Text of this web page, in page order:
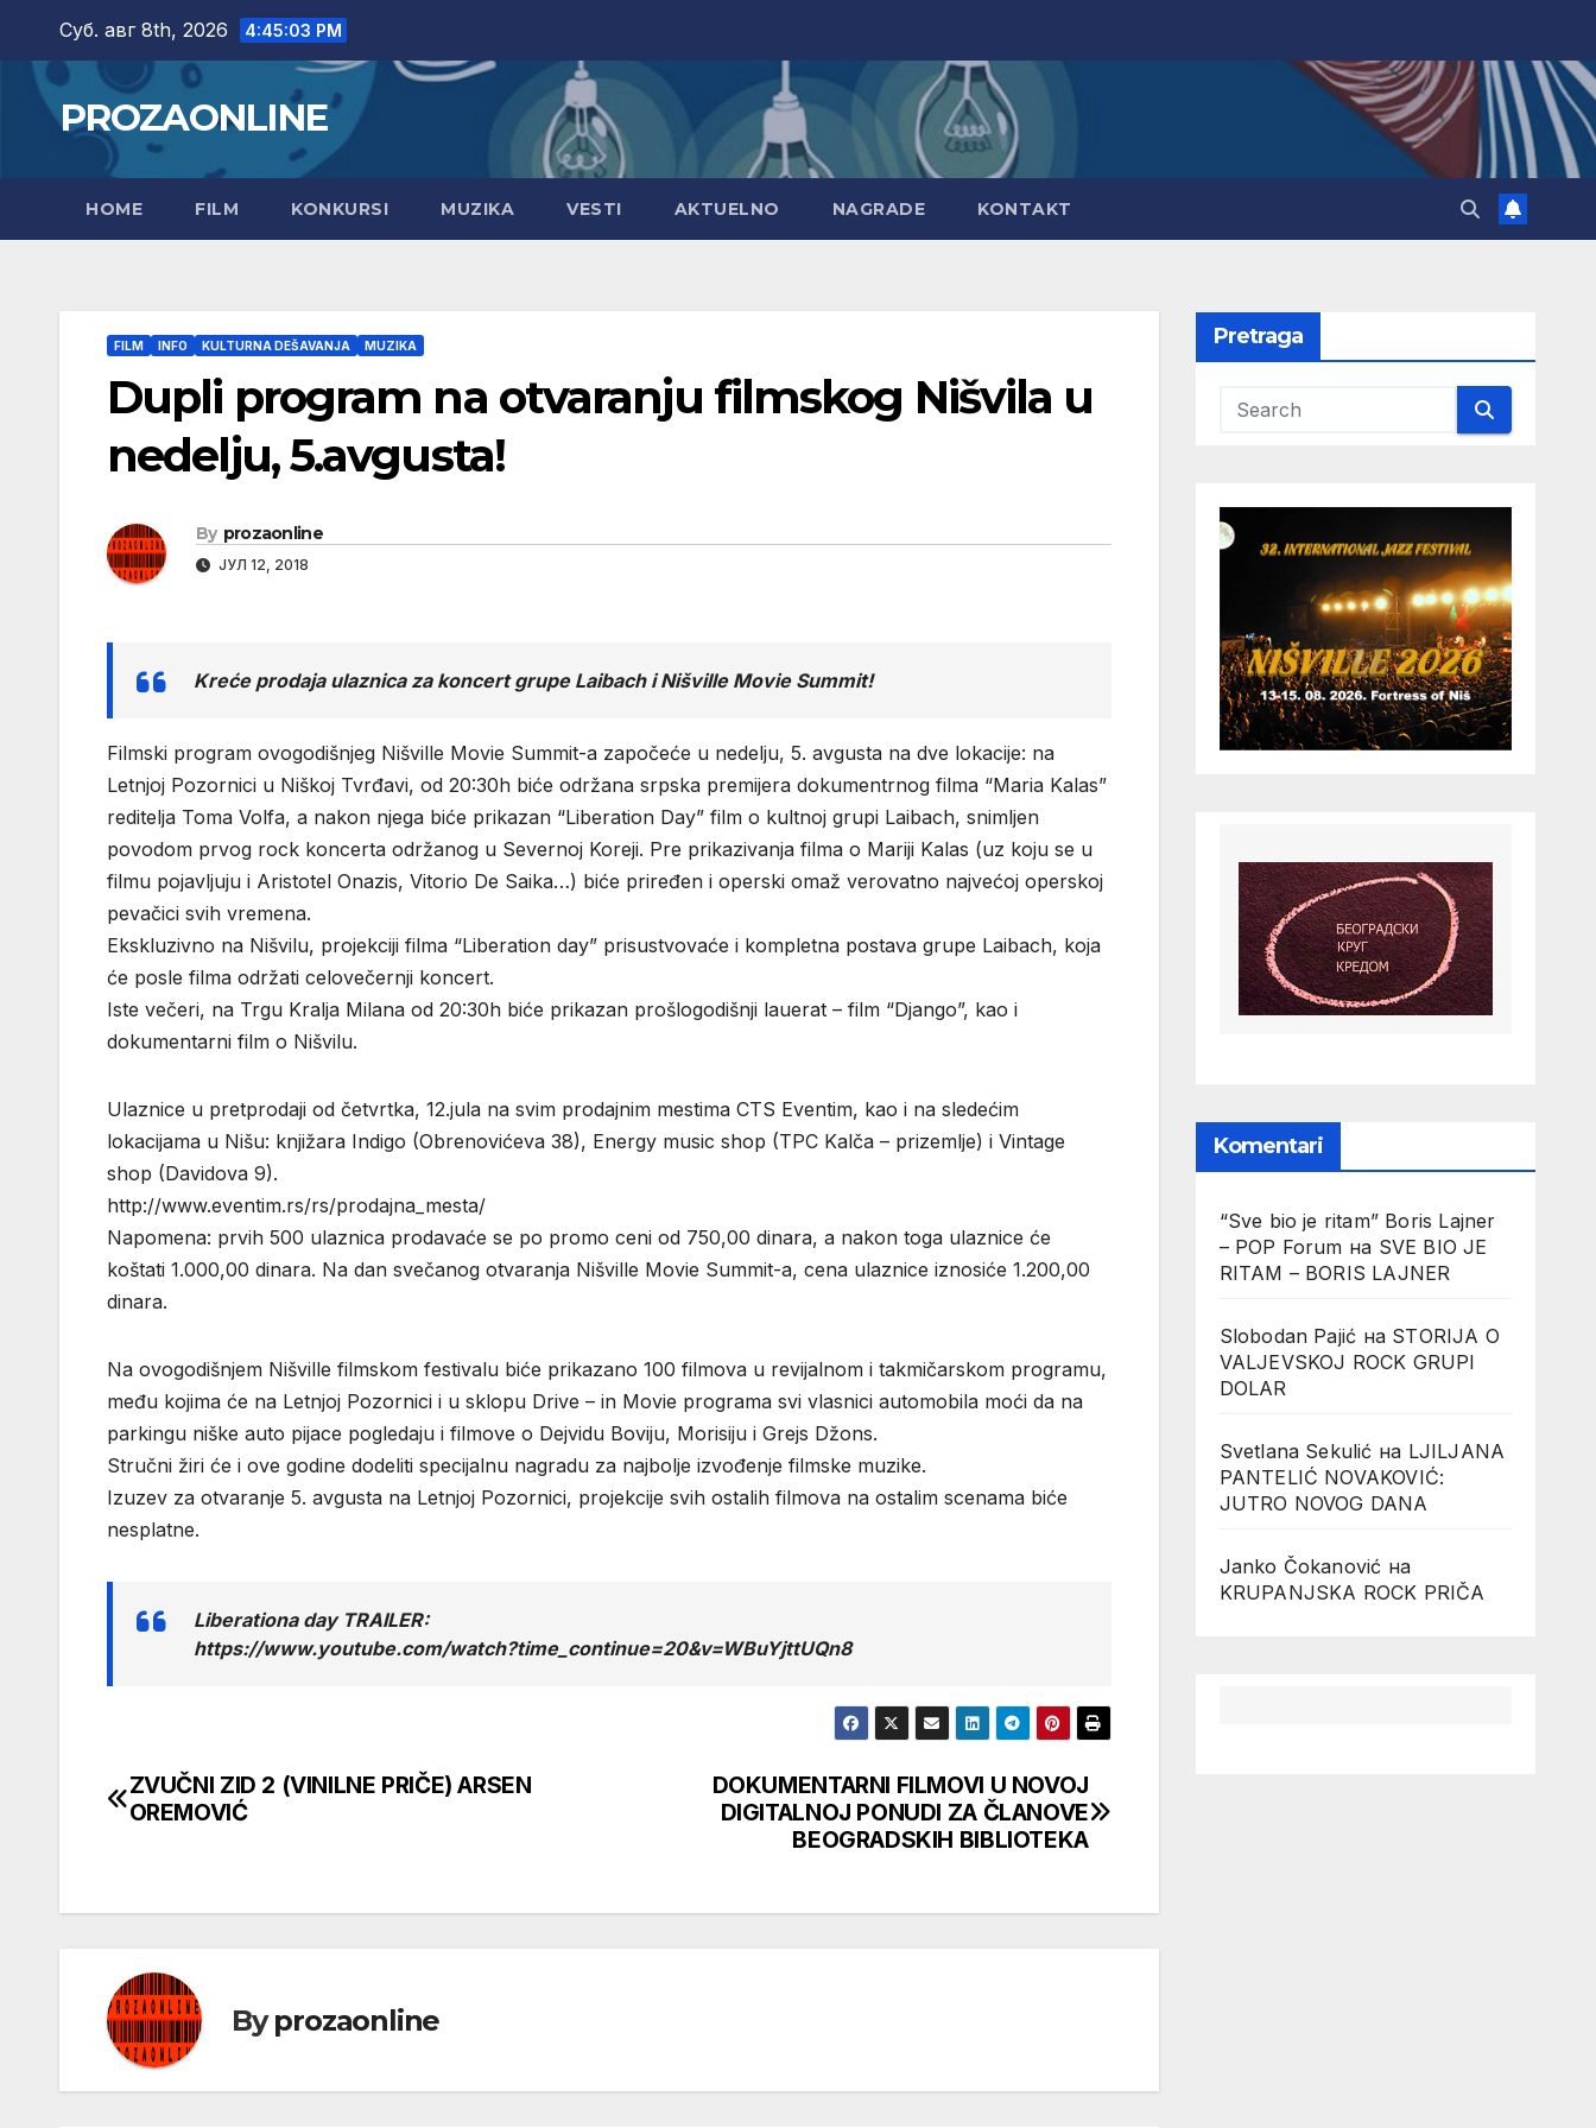
content
Суб. авг 8th, 2026 4:45:04 PM
PROZAONLINE
HOME FILM KONKURSI MUZIKA VESTI AKTUELNO NAGRADE KONTAKT
FILM INFO KULTURNA DEŠAVANJA MUZIKA
Dupli program na otvaranju filmskog Nišvila u
nedelju, 5.avgusta!
By prozaonline
ЈУЛ 12, 2018
Kreće prodaja ulaznica za koncert grupe Laibach i Nišville Movie Summit!
Filmski program ovogodišnjeg Nišville Movie Summit-a započeće u nedelju, 5. avgusta na dve lokacije: na
Letnjoj Pozornici u Niškoj Tvrđavi, od 20:30h biće održana srpska premijera dokumentrnog filma “Maria Kalas”
reditelja Toma Volfa, a nakon njega biće prikazan “Liberation Day” film o kultnoj grupi Laibach, snimljen
povodom prvog rock koncerta održanog u Severnoj Koreji. Pre prikazivanja filma o Mariji Kalas (uz koju se u
filmu pojavljuju i Aristotel Onazis, Vitorio De Saika…) biće priređen i operski omaž verovatno najvećoj operskoj
pevačici svih vremena.
Ekskluzivno na Nišvilu, projekciji filma “Liberation day” prisustvovaće i kompletna postava grupe Laibach, koja
će posle filma održati celovečernji koncert.
Iste večeri, na Trgu Kralja Milana od 20:30h biće prikazan prošlogodišnji lauerat – film “Django”, kao i
dokumentarni film o Nišvilu.
Ulaznice u pretprodaji od četvrtka, 12.jula na svim prodajnim mestima CTS Eventim, kao i na sledećim
lokacijama u Nišu: knjižara Indigo (Obrenovićeva 38), Energy music shop (TPC Kalča – prizemlje) i Vintage
shop (Davidova 9).
http://www.eventim.rs/rs/prodajna_mesta/
Napomena: prvih 500 ulaznica prodavaće se po promo ceni od 750,00 dinara, a nakon toga ulaznice će
koštati 1.000,00 dinara. Na dan svečanog otvaranja Nišville Movie Summit-a, cena ulaznice iznosiće 1.200,00
dinara.
Na ovogodišnjem Nišville filmskom festivalu biće prikazano 100 filmova u revijalnom i takmičarskom programu,
među kojima će na Letnjoj Pozornici i u sklopu Drive – in Movie programa svi vlasnici automobila moći da na
parkingu niške auto pijace pogledaju i filmove o Dejvidu Boviju, Morisiju i Grejs Džons.
Stručni žiri će i ove godine dodeliti specijalnu nagradu za najbolje izvođenje filmske muzike.
Izuzev za otvaranje 5. avgusta na Letnjoj Pozornici, projekcije svih ostalih filmova na ostalim scenama biće
nesplatne.
Liberationa day TRAILER:
https://www.youtube.com/watch?time_continue=20&v=WBuYjttUQn8
Кретање
DOKUMENTARNI FILMOVI U NOVOJ
DIGITALNOJ PONUDI ZA ČLANOVE
BEOGRADSKIH BIBLIOTEKA
ZVUČNI ZID 2 (VINILNE PRIČE) ARSEN
OREMOVIĆ
Byprozaonline
Pretraga
Komentari
“Sve bio je ritam” Boris Lajner
– POP Forum на SVE BIO JE
RITAM – BORIS LAJNER
Slobodan Pajić на STORIJA O
VALJEVSKOJ ROCK GRUPI
DOLAR
Svetlana Sekulić на LJILJANA
PANTELIĆ NOVAKOVIĆ:
JUTRO NOVOG DANA
Janko Čokanović на
KRUPANJSKA ROCK PRIČA